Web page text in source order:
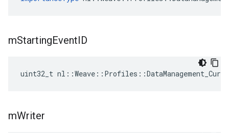
mStartingEventID
uint32_t
mWriter